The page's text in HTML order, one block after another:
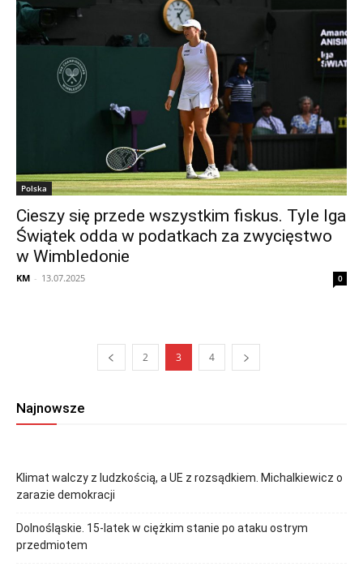
Polska
Cieszy się przede wszystkim fiskus. Tyle Iga
Świątek odda w podatkach za zwycięstwo
w Wimbledonie
KM - 13.07.2025 0
2 3 4
Najnowsze
Klimat walczy z ludzkością, a UE z rozsądkiem. Michalkiewicz o
zarazie demokracji
Dolnośląskie. 15-latek w ciężkim stanie po ataku ostrym
przedmiotem